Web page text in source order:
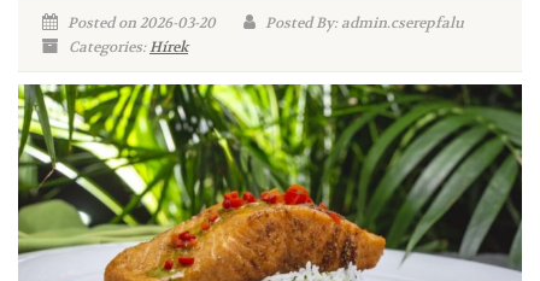
Posted on 2026-03-20
Posted By: admin.cserepfalu
Categories:Hírek